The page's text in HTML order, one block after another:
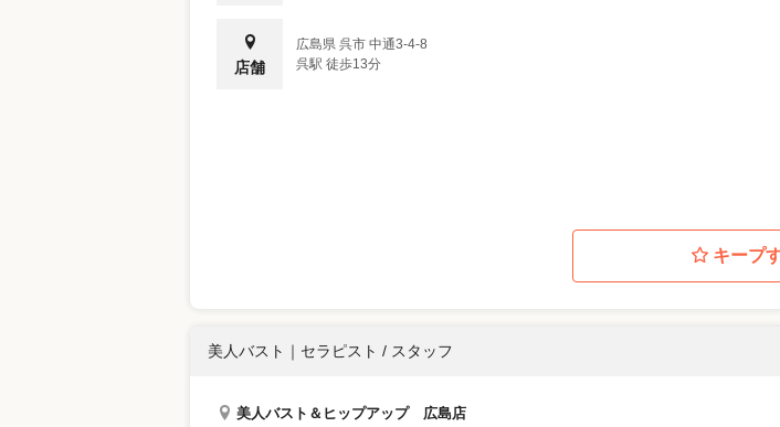
店舗
広島県 呉市 中通3-4-8
呉駅 徒歩13分
キープ
美人バスト ｜ セラピスト / スタッフ
美人バスト＆ヒップアップ 広島店